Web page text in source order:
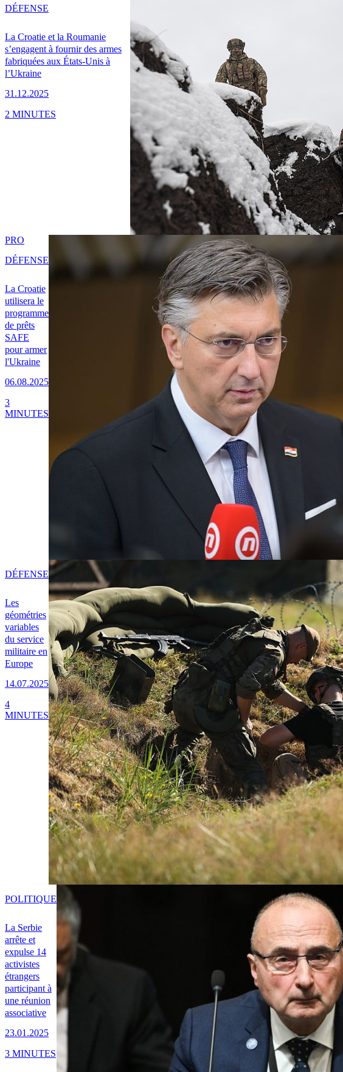
La Croatie et la Roumanie
s’engagent à fournir des armes
fabriquées aux États-Unis à
l’Ukraine
31.12.2025
DÉFENSE
2 MINUTES
La Croatie
utilisera le
programme
de prêts
SAFE
pour armer
l'Ukraine
06.08.2025
PRO
DÉFENSE
3
MINUTES
Les
géométries
variables
du service
militaire en
Europe
14.07.2025
DÉFENSE
4
MINUTES
La Serbie
arrête et
expulse 14
activistes
étrangers
participant à
une réunion
associative
23.01.2025
POLITIQUE
3 MINUTES